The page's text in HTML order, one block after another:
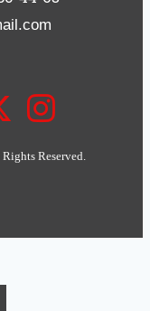
Reserved.